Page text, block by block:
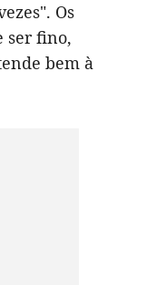
Os
ser fino,
bem à